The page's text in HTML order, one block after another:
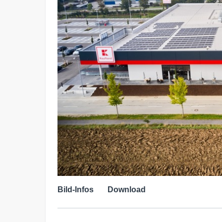
Bild-Infos Download